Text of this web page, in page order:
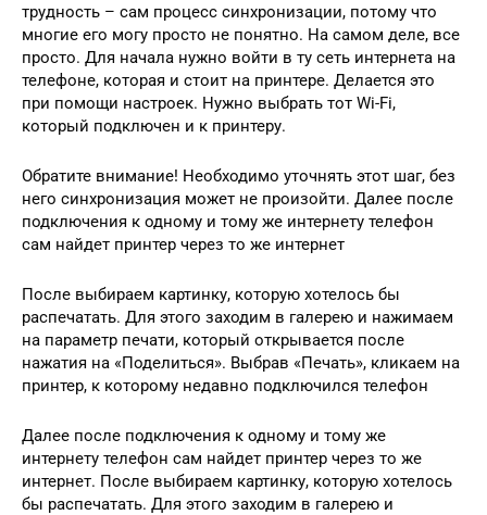
трудность – сам процесс синхронизации, потому что
многие его могу просто не понятно. На самом деле, все
просто. Для начала нужно войти в ту сеть интернета на
телефоне, которая и стоит на принтере. Делается это
при помощи настроек. Нужно выбрать тот Wi-Fi,
который подключен и к принтеру.
Обратите внимание! Необходимо уточнять этот шаг, без
него синхронизация может не произойти. Далее после
подключения к одному и тому же интернету телефон
сам найдет принтер через то же интернет
После выбираем картинку, которую хотелось бы
распечатать. Для этого заходим в галерею и нажимаем
на параметр печати, который открывается после
нажатия на «Поделиться». Выбрав «Печать», кликаем на
принтер, к которому недавно подключился телефон
Далее после подключения к одному и тому же
интернету телефон сам найдет принтер через то же
интернет. После выбираем картинку, которую хотелось
бы распечатать. Для этого заходим в галерею и